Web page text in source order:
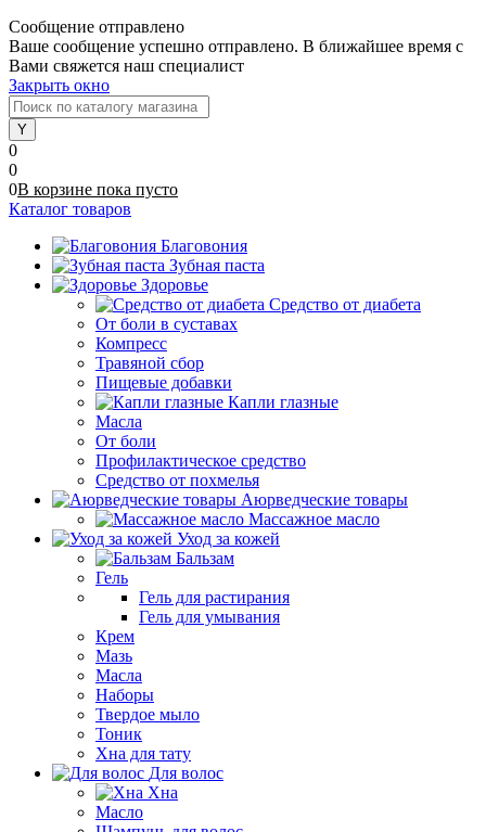
Сообщение отправлено
Ваше сообщение успешно отправлено. В ближайшее время с
Вами свяжется наш специалист
Закрыть окно
0
0
0В корзине пока пусто
Каталог товаров
Благовония
Зубная паста
Здоровье
Средство от диабета
От боли в суставах
Компресс
Травяной сбор
Пищевые добавки
Капли глазные
Масла
От боли
Профилактическое средство
Средство от похмелья
Аюрведческие товары
Массажное масло
Уход за кожей
Бальзам
Гель
Гель для растирания
Гель для умывания
Крем
Мазь
Масла
Наборы
Твердое мыло
Тоник
Хна для тату
Для волос
Хна
Масло